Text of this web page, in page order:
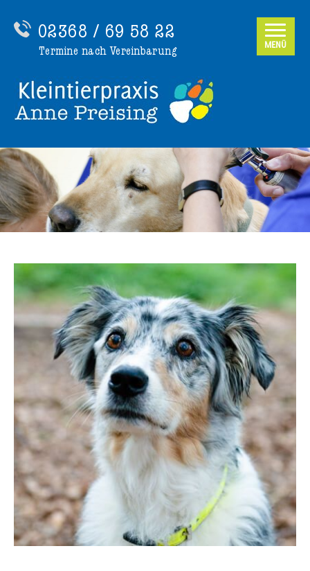
02368 / 69 58 22
Termine nach Vereinbarung
MENÜ